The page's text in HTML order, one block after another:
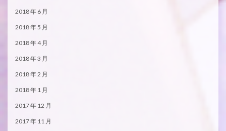
2018 年 6 月
2018 年 5 月
2018 年 4 月
2018 年 3 月
2018 年 2 月
2018 年 1 月
2017 年 12 月
2017 年 11 月